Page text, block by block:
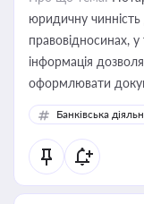
юридичну чинність
правовідносинах,
інформація
оформлювати
забезпечувати їх
контрагентами
Банківська